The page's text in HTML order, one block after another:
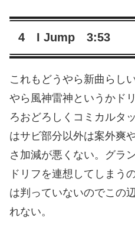
4 I Jump 3:53
これもどうやら新曲らし
やら風神雷神というかド
ろおどろしくコミカルタ
はサビ部分以外は案外爽
さ加減が悪くない。グラ
ドリフを連想してしまう
は判っていないのでこの
れない。